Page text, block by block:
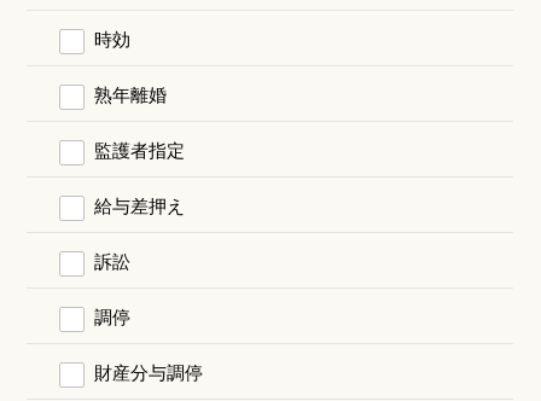
時効
熟年離婚
監護者指定
給与差押え
訴訟
調停
財産分与調停